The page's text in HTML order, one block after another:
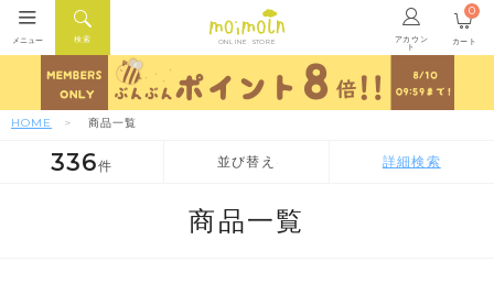
ONLINE STORE アカウン
ト
検索
メニュー カート
0
HOME 商品一覧
並び替え
新着順
価格が安い順
336件 詳細検索
商品一覧